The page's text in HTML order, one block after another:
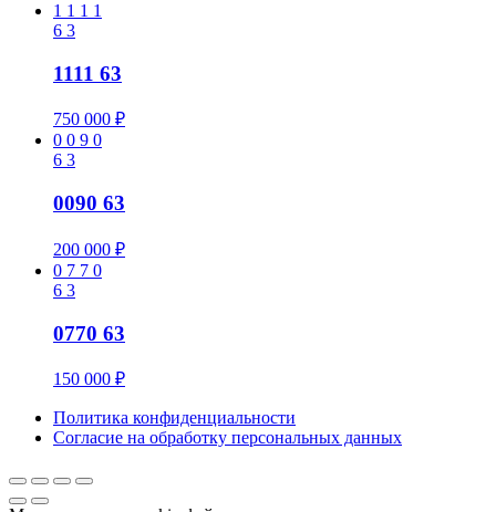
1 1 1 1
6 3
1111 63
750 000 ₽
0 0 9 0
6 3
0090 63
200 000 ₽
0 7 7 0
6 3
0770 63
150 000 ₽
Политика конфиденциальности
Cогласие на обработку персональных данных